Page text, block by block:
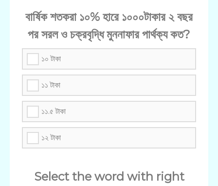
বার্ষিক শতকরা ১০% হারে ১০০০টাকার ২ বছর
পর সরল ও চক্রবৃদ্ধি মুননাফার পার্থক্য কত?
১০ টাকা
১১ টাকা
১১.৫ টাকা
১২ টাকা
Select the word with right